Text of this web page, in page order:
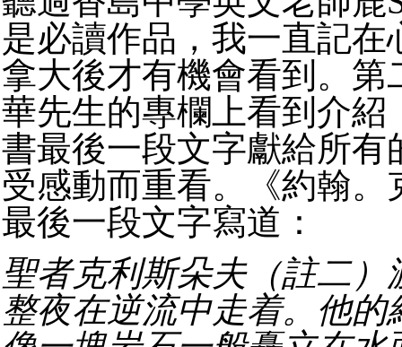
是必讀作品，我一直記在
拿大後才有機會看到。第
華先生的專欄上看到介紹
書最後一段文字獻給所有
受感動而重看。《約翰。
最後一段文字寫道：
聖者克利斯朵夫（註二）
整夜在逆流中走着。他的